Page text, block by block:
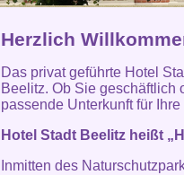
Herzlich
Das privat geführte Hotel
Beelitz. Ob Sie geschäftlich
passende Unterkunft für
Hotel Stadt Beelitz heißt
Inmitten des